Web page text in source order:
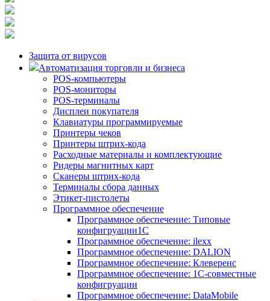
Защита от вирусов
Автоматизация торговли и бизнеса
POS-компьютеры
POS-мониторы
POS-терминалы
Дисплеи покупателя
Клавиатуры программируемые
Принтеры чеков
Принтеры штрих-кода
Расходные материалы и комплектующие
Ридеры магнитных карт
Сканеры штрих-кода
Терминалы сбора данных
Этикет-пистолеты
Программное обеспечение
Программное обеспечение: Типовые
конфигруации1С
Программное обеспечение: ilexx
Программное обеспечение: DALION
Программное обеспечение: Клеверенс
Программное обеспечение: 1С-совместные
конфигруации
Программное обеспечение: DataMobile